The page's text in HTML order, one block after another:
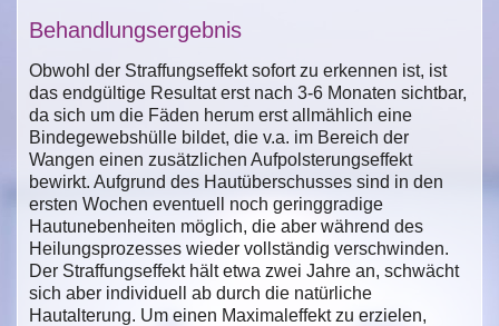
Behandlungsergebnis
Obwohl der Straffungseffekt sofort zu erkennen ist, ist
das endgültige Resultat erst nach 3-6 Monaten sichtbar,
da sich um die Fäden herum erst allmählich eine
Bindegewebshülle bildet, die v.a. im Bereich der
Wangen einen zusätzlichen Aufpolsterungseffekt
bewirkt. Aufgrund des Hautüberschusses sind in den
ersten Wochen eventuell noch geringgradige
Hautunebenheiten möglich, die aber während des
Heilungsprozesses wieder vollständig verschwinden.
Der Straffungseffekt hält etwa zwei Jahre an, schwächt
sich aber individuell ab durch die natürliche
Hautalterung. Um einen Maximaleffekt zu erzielen,